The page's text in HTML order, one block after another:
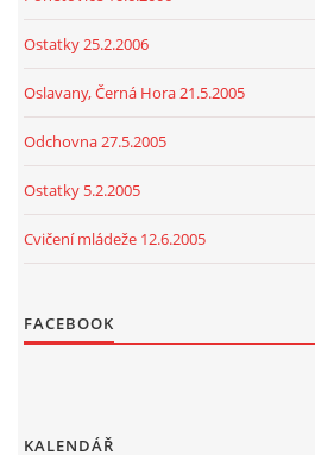
Ostatky 25.2.2006
Oslavany, Černá Hora 21.5.2005
Odchovna 27.5.2005
Ostatky 5.2.2005
Cvičení mládeže 12.6.2005
FACEBOOK
KALENDÁŘ